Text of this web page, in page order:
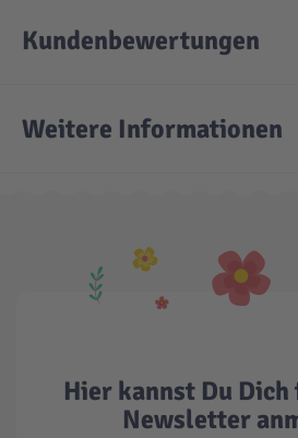
Kundenbewertungen
Weitere Informationen
Hier kannst Du
Newsletter